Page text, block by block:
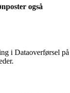
også
i Dataoverførsel på